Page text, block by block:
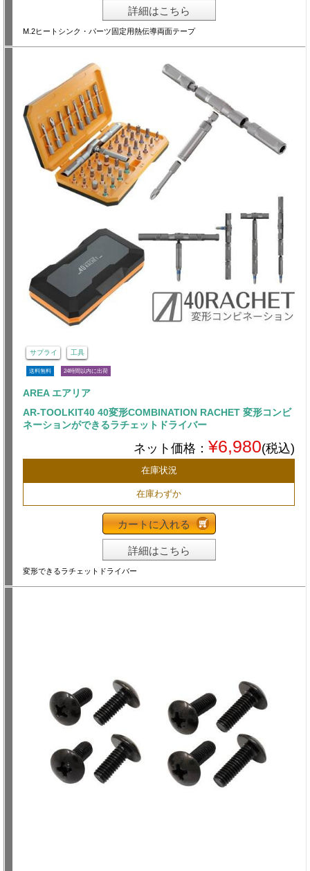
詳細はこちら
M.2ヒートシンク・パーツ固定用熱伝導両面テープ
サプライ 工具
送料無料 24時間以内に出荷
AREA エアリア
AR-TOOLKIT40 40変形COMBINATION RACHET 変形コンビ
ネーションができるラチェットドライバー
ネット価格： ¥6,980(税込)
在庫状況
在庫わずか
カートに入れる
詳細はこちら
変形できるラチェットドライバー